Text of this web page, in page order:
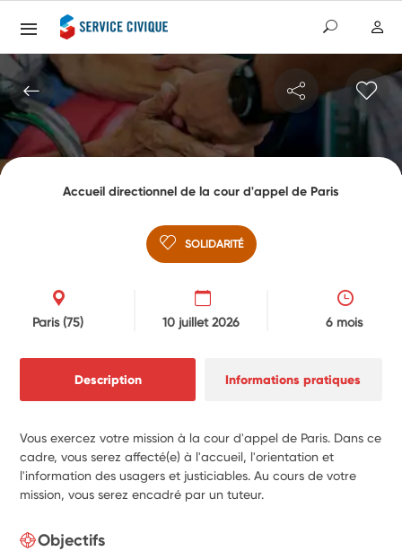
Accueil directionnel de la cour d'appel de Paris
SOLIDARITÉ
Paris(75) 10 juillet 2026 6 mois
Description Informations pratiques
Vous exercez votre mission à la cour d'appel de Paris. Dans ce
cadre, vous serez affecté(e) à l'accueil, l'orientation et
l'information des usagers et justiciables. Au cours de votre
mission, vous serez encadré par un tuteur.
Objectifs